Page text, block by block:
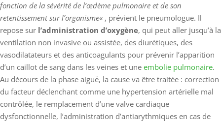
fonction de la sévérité de l’œdème pulmonaire et de son
retentissement sur l’organisme« , prévient le pneumologue. Il
repose sur l’administration d’oxygène, qui peut aller jusqu’à la
ventilation non invasive ou assistée, des diurétiques, des
vasodilatateurs et des anticoagulants pour prévenir l’apparition
d’un caillot de sang dans les veines et une embolie pulmonaire.
Au décours de la phase aiguë, la cause va être traitée : correction
du facteur déclenchant comme une hypertension artérielle mal
contrôlée, le remplacement d’une valve cardiaque
dysfonctionnelle, l’administration d’antiarythmiques en cas de